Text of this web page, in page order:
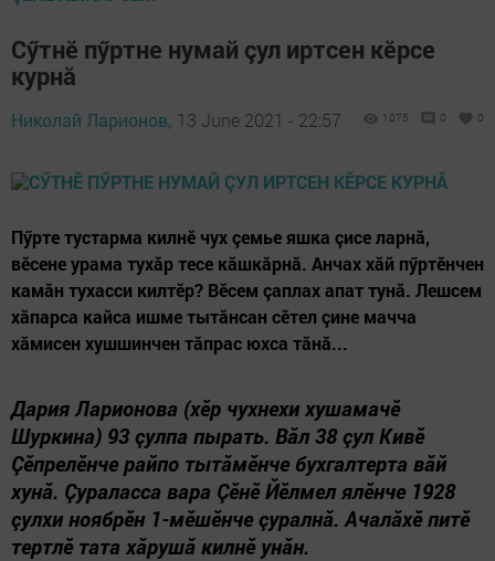
Сӳтнӗ пӳртне нумай çул иртсен кӗрсе
курнă
Николай Ларионов, 13 June 2021 - 22:57 1075 0 0
Пӳрте тустарма килнӗ чух çемье яшка çисе ларнă,
вӗсене урама тухăр тесе кăшкăрнă. Анчах хăй пӳртӗнчен
камăн тухасси килтӗр? Вӗсем çаплах апат тунă. Лешсем
хăпарса кайса ишме тытăнсан сӗтел çине мачча
хăмисен хушшинчен тăпрас юхса тăнă...
Дария Ларионова (хӗр чухнехи хушамачӗ
Шуркина) 93 çулпа пырать. Вăл 38 çул Кивӗ
Çӗпрелӗнче райпо тытăмӗнче бухгалтерта вăй
хунă. Çураласса вара Çӗнӗ Йӗлмел ялӗнче 1928
çулхи ноябрӗн 1-мӗшӗнче çуралнă. Ачалăхӗ питӗ
тертлӗ тата хăрушă килнӗ унăн.